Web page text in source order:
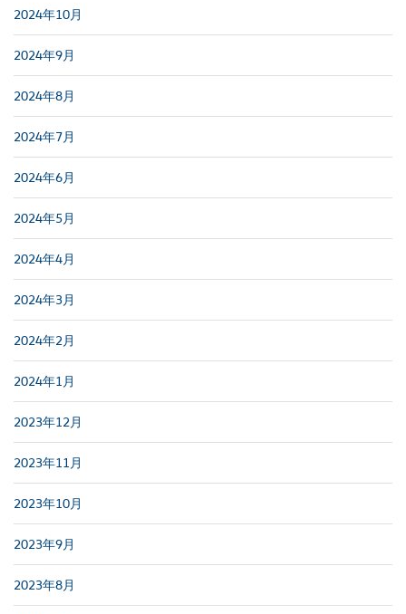
2024年10月
2024年9月
2024年8月
2024年7月
2024年6月
2024年5月
2024年4月
2024年3月
2024年2月
2024年1月
2023年12月
2023年11月
2023年10月
2023年9月
2023年8月